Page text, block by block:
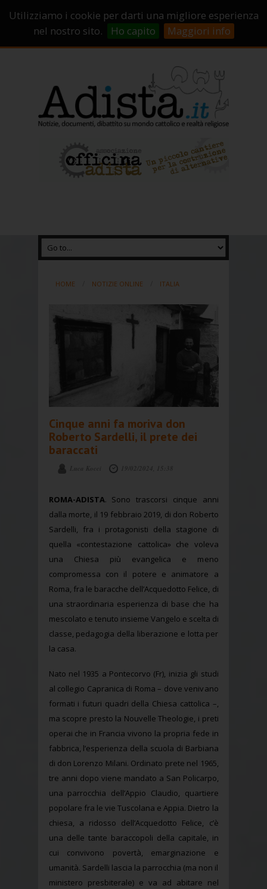
Utilizziamo i cookie per darti una migliore esperienza
nel nostro sito.
Ho capito Maggiori info
Campagne di crowdfunding
Chi Siamo
HOME NOTIZIE ONLINE ITALIA
Cinque anni fa moriva don
Roberto Sardelli, il prete dei
baraccati
ROMA-ADISTA. Sono trascorsi cinque anni
dalla morte, il 19 febbraio 2019, di don Roberto
Sardelli, fra i protagonisti della stagione di
quella «contestazione cattolica» che voleva
una Chiesa più evangelica e meno
compromessa con il potere e animatore a
Roma, fra le baracche dell’Acquedotto Felice, di
una straordinaria esperienza di base che ha
mescolato e tenuto insieme Vangelo e scelta di
classe, pedagogia della liberazione e lotta per
la casa.
Nato nel 1935 a Pontecorvo (Fr), inizia gli studi
al collegio Capranica di Roma – dove venivano
formati i futuri quadri della Chiesa cattolica –,
ma scopre presto la Nouvelle Theologie, i preti
operai che in Francia vivono la propria fede in
fabbrica, l’esperienza della scuola di Barbiana
di don Lorenzo Milani. Ordinato prete nel 1965,
tre anni dopo viene mandato a San Policarpo,
una parrocchia dell’Appio Claudio, quartiere
popolare fra le vie Tuscolana e Appia. Dietro la
chiesa, a ridosso dell’Acquedotto Felice, c’è
una delle tante baraccopoli della capitale, in
cui convivono povertà, emarginazione e
umanità. Sardelli lascia la parrocchia (ma non il
ministero presbiterale) e va ad abitare nel